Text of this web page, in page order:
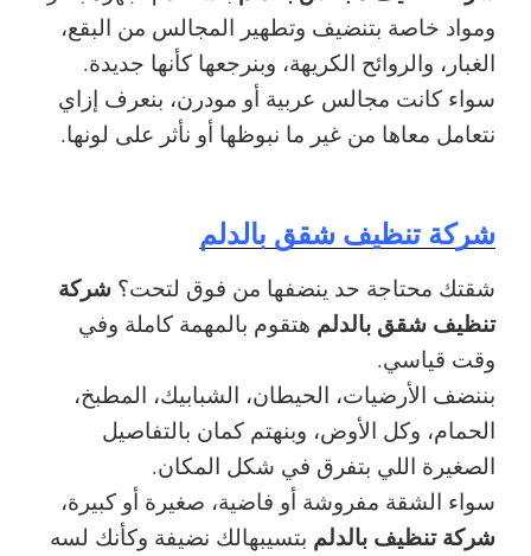
ومواد خاصة بتنضيف وتطهير المجالس من البقع،
الغبار، والروائح الكريهة، وبنرجعها كأنها جديدة.
سواء كانت مجالس عربية أو مودرن، بنعرف إزاي
نتعامل معاها من غير ما نبوظها أو نأثر على لونها.
شركة تنظيف شقق بالدلم
شقتك محتاجة حد ينضفها من فوق لتحت؟ شركة
تنظيف شقق بالدلم هتقوم بالمهمة كاملة وفي
وقت قياسي.
بننضف الأرضيات، الحيطان، الشبابيك، المطبخ،
الحمام، وكل الأوض، وبنهتم كمان بالتفاصيل
الصغيرة اللي بتفرق في شكل المكان.
سواء الشقة مفروشة أو فاضية، صغيرة أو كبيرة،
شركة تنظيف بالدلم بتسيبهالك نضيفة وكأنك لسه